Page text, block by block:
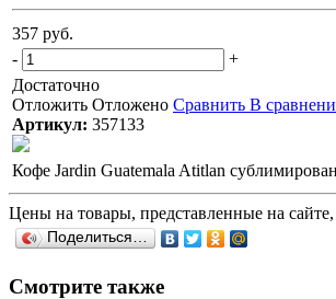
357 руб.
-
+
Достаточно
Отложить Отложено Сравнить В
Артикул: 357133
Кофе Jardin Guatemala Atitlan
Цены на товары, представленные на сайте,
Поделиться…
Смотрите также